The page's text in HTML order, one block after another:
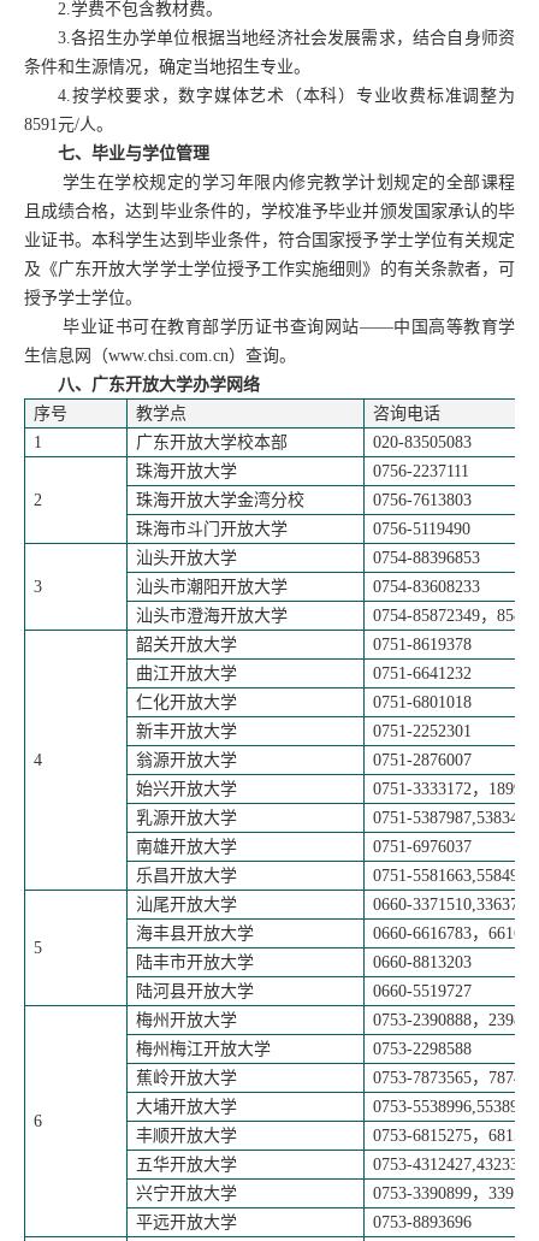
2. 学费不包含教材费。
3. 各招生办学单位根据当地经济社会发展需求，结合自身师资
条件和生源情况，确定当地招生专业。
4. 按学校要求，数字媒体艺术（本科）专业收费标准调整为
8591元/人。
七、毕业与学位管理
学生在学校规定的学习年限内修完教学计划规定的全部课程
且成绩合格，达到毕业条件的，学校准予毕业并颁发国家承认的毕
业证书。本科学生达到毕业条件，符合国家授予学士学位有关规定
及《广东开放大学学士学位授予工作实施细则》的有关条款者，可
授予学士学位。
毕业证书可在教育部学历证书查询网站——中国高等教育学
生信息网（www.chsi.com.cn）查询。
八、广东开放大学办学网络
序号
教学点
咨询电话
1
广东开放大学校本部 020-83505083
2
珠海开放大学
0756-2237111
珠海开放大学金湾分校
0756-7613803
珠海市斗门开放大学
0756-5119490
3
汕头开放大学
0754-88396853
汕头市潮阳开放大学
0754-83608233
汕头市澄海开放大学
0754-85872349，
4
韶关开放大学
0751-8619378
曲江开放大学
0751-6641232
仁化开放大学
0751-6801018
新丰开放大学
0751-2252301
翁源开放大学
0751-2876007
始兴开放大学
0751-3333172 ，
乳源开放大学
0751-5387987,5383462
南雄开放大学
0751-6976037
乐昌开放大学
0751-5581663,5584945
5
汕尾开放大学
0660-3371510,3363700
海丰县开放大学
0660-6616783，
陆丰市开放大学
0660-8813203
陆河县开放大学
0660-5519727
6
梅州开放大学 0753-2390888，
梅州梅江开放大学
0753-2298588
蕉岭开放大学
0753-7873565，
大埔开放大学
0753-5538996,5538982
丰顺开放大学
0753-6815275，
五华开放大学
0753-4312427,4323323
兴宁开放大学
0753-3390899，
平远开放大学
0753-8893696